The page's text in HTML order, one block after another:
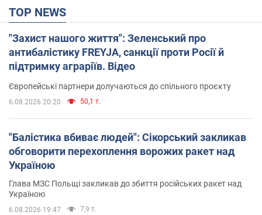
TOP NEWS
"Захист нашого життя": Зеленський про
антибалістику FREYJA, санкції проти Росії й
підтримку аграріїв. Відео
Європейські партнери долучаються до спільного проєкту
6.08.2026 20:20 50,1 т.
"Балістика вбиває людей": Сікорський закликав
обговорити перехоплення ворожих ракет над
Україною
Глава МЗС Польщі закликав до збиття російських ракет над
Україною
6.08.2026 19:47 7,9 т.